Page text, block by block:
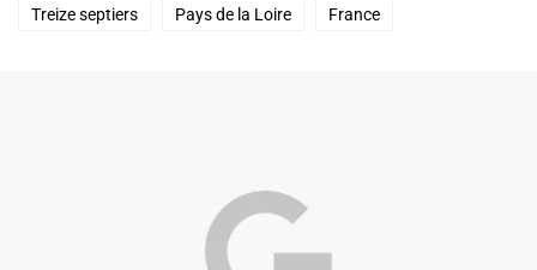
Treize septiers Pays de la Loire France